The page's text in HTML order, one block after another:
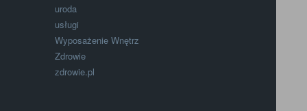
uroda
usługi
Wyposażenie Wnętrz
Zdrowie
zdrowie.pl